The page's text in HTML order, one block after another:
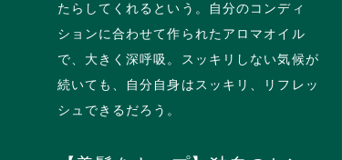
たらしてくれるという。自分のコンディ
ションに合わせて作られたアロマオイル
で、大きく深呼吸。スッキリしない気候が
続いても、自分自身はスッキリ、リフレッ
シュできるだろう。